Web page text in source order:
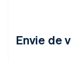
Envie de
日本語 English